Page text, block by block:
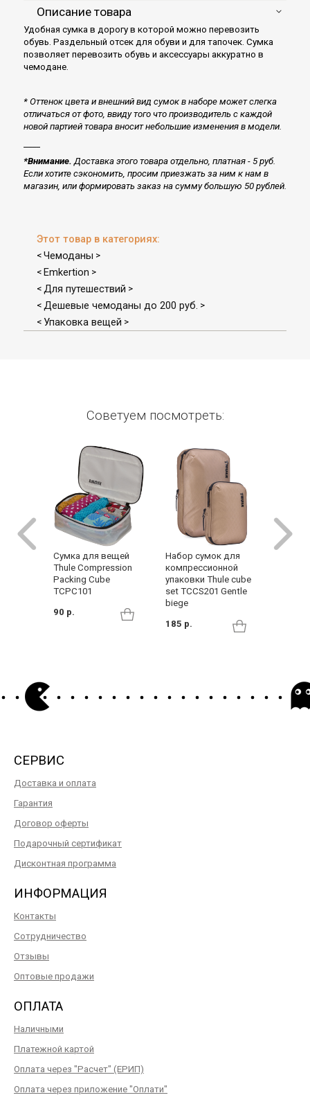
Описание товара
Удобная сумка в дорогу в которой можно перевозить
обувь. Раздельный отсек для обуви и для тапочек. Сумка
позволяет перевозить обувь и аксессуары аккуратно в
чемодане.
* Оттенок цвета и внешний вид сумок в наборе может слегка
отличаться от фото, ввиду того что производитель с каждой
новой партией товара вносит небольшие изменения в модели.
*Внимание.Доставка этого товара отдельно, платная - 5 руб.
Если хотите сэкономить, просим приезжать за ним к нам в
магазин, или формировать заказ на сумму большую 50 рублей.
Этот товар в категориях:
< Чемоданы >
< Emkertion >
< Для путешествий >
< Дешевые чемоданы до 200 руб. >
< Упаковка вещей >
Советуем посмотреть:
Cумка для вещей
Thule Compression
Packing Cube
TCPC101
90 р.
Набор сумок для
компрессионной
упаковки Thule cube
set TCCS201 Gentle
biege
185 р.
СЕРВИС
Доставка и оплата
Гарантия
Договор оферты
Подарочный сертификат
Дисконтная программа
ИНФОРМАЦИЯ
Контакты
Сотрудничество
Отзывы
Оптовые продажи
ОПЛАТА
Наличными
Платежной картой
Оплата через "Расчет" (ЕРИП)
Оплата через приложение "Оплати"